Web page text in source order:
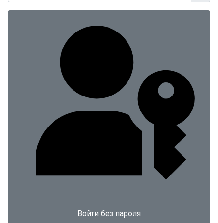
Войти без пароля